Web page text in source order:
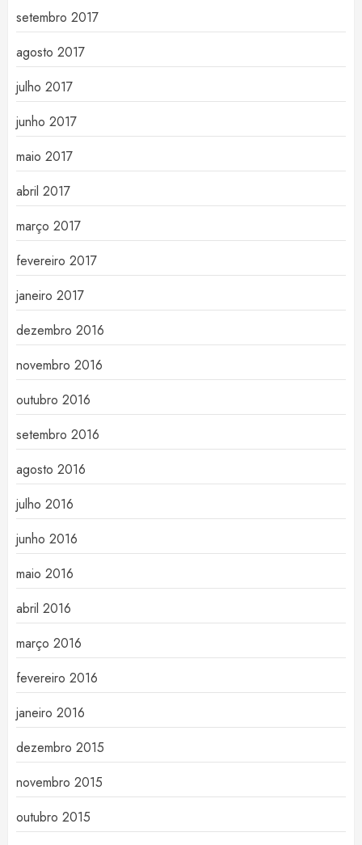
setembro 2017
agosto 2017
julho 2017
junho 2017
maio 2017
abril 2017
março 2017
fevereiro 2017
janeiro 2017
dezembro 2016
novembro 2016
outubro 2016
setembro 2016
agosto 2016
julho 2016
junho 2016
maio 2016
abril 2016
março 2016
fevereiro 2016
janeiro 2016
dezembro 2015
novembro 2015
outubro 2015